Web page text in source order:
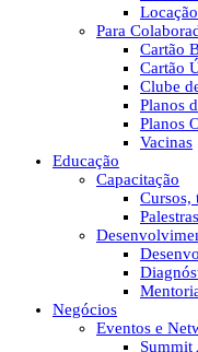
Para
Cartão
Cartão
Clube
Planos
Planos
Vacinas
Educação
Capacitação
Cursos,
Palestras
Negócios
Eventos e
Summit